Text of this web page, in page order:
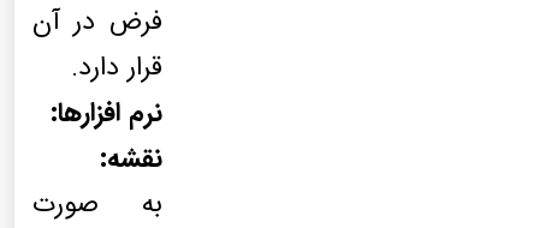
فرض در آن
قرار دارد.
نرم افزارها:
نقشه:
به صورت